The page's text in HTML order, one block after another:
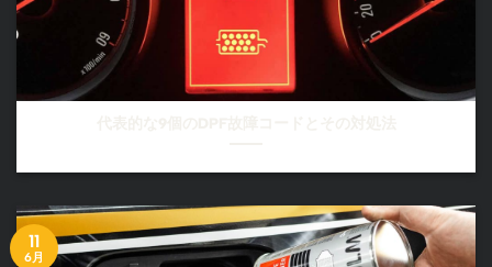
11
6月